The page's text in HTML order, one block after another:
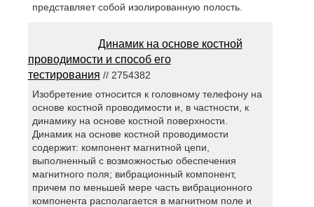
представляет собой изолированную полость.
Динамик на основе костной
проводимости и способ его
тестирования // 2754382
Изобретение относится к головному телефону на
основе костной проводимости и, в частности, к
динамику на основе костной поверхности.
Динамик на основе костной проводимости
содержит: компонент магнитной цепи,
выполненный с возможностью обеспечения
магнитного поля; вибрационный компонент,
причем по меньшей мере часть вибрационного
компонента располагается в магнитном поле и